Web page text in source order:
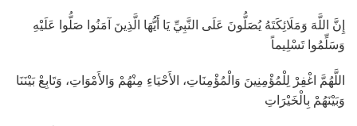
إِنَّ اللَّهَ وَمَلَائِكَتَهُ يُصَلُّونَ عَلَى النَّبِيِّ يَا أَيُّهَا الَّذِينَ آمَنُوا صَلُّوا عَلَيْهِ
وَسَلِّمُوا تَسْلِيماً
اللَّهُمَّ اغْفِرْ لِلْمُؤْمِنِينَ وَالْمُؤْمِنَاتِ، الأَحْيَاءِ مِنْهُمْ وَالأَمْوَاتِ، وَتَابِعْ بَيْنَنَا
وَبَيْنَهُمْ بِالْخَيْرَاتِ